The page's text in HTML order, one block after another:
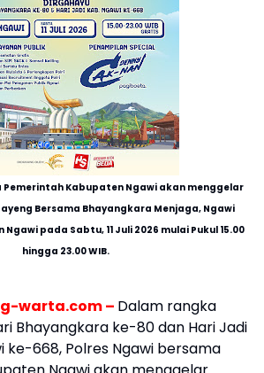
Pemerintah Kabupaten Ngawi akan menggelar
Bersama Bhayangkara Menjaga, Ngawi
pada Sabtu, 11 Juli 2026 mulai Pukul 15.00
hingga 23.00 WIB.
warta.com – Dalam rangka
Bhayangkara ke-80 dan Hari Jadi
ke-668, Polres Ngawi bersama